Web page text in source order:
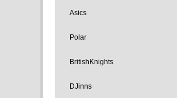
Asics
Polar
BritishKnights
DJinns